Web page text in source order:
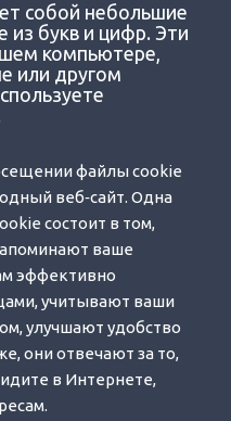
собой небольшие
букв и цифр. Эти
компьютере,
или другом
файлы cookie
веб‐сайт. Одна
состоит в том,
ваше
эффективно
учитывают ваши
улучшают удобство
они отвечают за то,
в Интернете,